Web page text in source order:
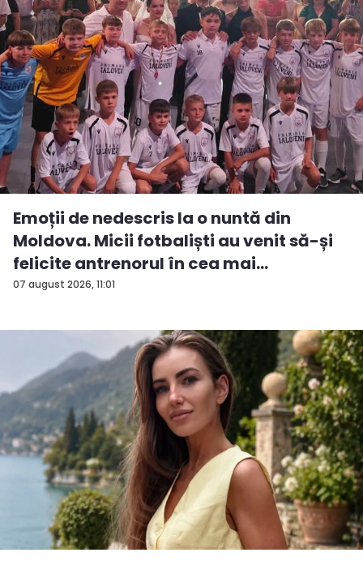
07 august 2026, 11:01
Emoții de nedescris la o nuntă din
Moldova. Micii fotbaliști au venit să-și
felicite antrenorul în cea mai
importan...